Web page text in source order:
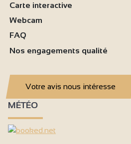
Carte interactive
Webcam
FAQ
Nos engagements qualité
Votre avis nous intéresse
MÉTÉO